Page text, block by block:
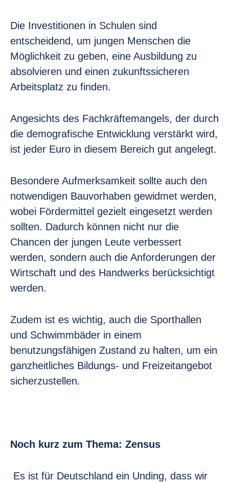
Die Investitionen in Schulen sind
entscheidend, um jungen Menschen die
Möglichkeit zu geben, eine Ausbildung zu
absolvieren und einen zukunftssicheren
Arbeitsplatz zu finden.
Angesichts des Fachkräftemangels, der durch
die demografische Entwicklung verstärkt wird,
ist jeder Euro in diesem Bereich gut angelegt.
Besondere Aufmerksamkeit sollte auch den
notwendigen Bauvorhaben gewidmet werden,
wobei Fördermittel gezielt eingesetzt werden
sollten. Dadurch können nicht nur die
Chancen der jungen Leute verbessert
werden, sondern auch die Anforderungen der
Wirtschaft und des Handwerks berücksichtigt
werden.
Zudem ist es wichtig, auch die Sporthallen
und Schwimmbäder in einem
benutzungsfähigen Zustand zu halten, um ein
ganzheitliches Bildungs- und Freizeitangebot
sicherzustellen.
Noch kurz zum Thema: Zensus
Es ist für Deutschland ein Unding, dass wir